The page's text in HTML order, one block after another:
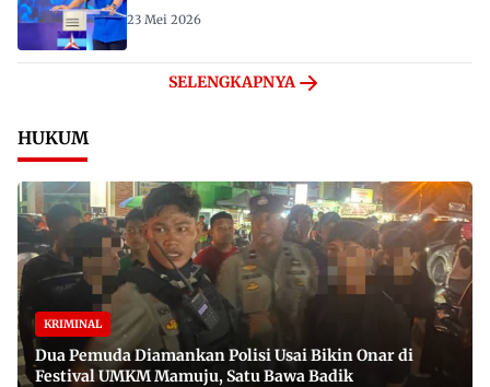
23 Mei 2026
SELENGKAPNYA
HUKUM
KRIMINAL
Dua Pemuda Diamankan Polisi Usai Bikin Onar di
Festival UMKM Mamuju, Satu Bawa Badik